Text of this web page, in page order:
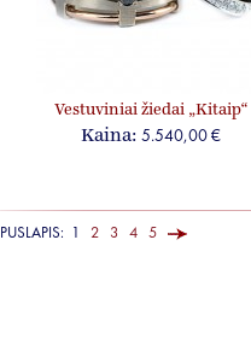
Vestuviniai žiedai „Kitaip“
Kaina: 5.540,00 €
PUSLAPIS: 1 2 3 4 5